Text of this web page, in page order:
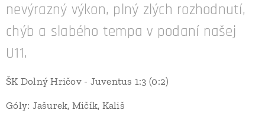
nevýrazný výkon, plný zlých rozhodnutí,
chýb a slabého tempa v podaní našej
U11.
ŠK Dolný Hričov - Juventus 1:3 (0:2)
Góly: Jašurek, Mičík, Kališ